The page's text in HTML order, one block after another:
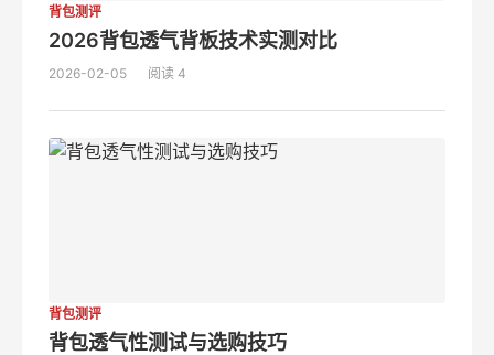
背包测评
2026背包透气背板技术实测对比
2026-02-05 阅读 4
背包测评
背包透气性测试与选购技巧